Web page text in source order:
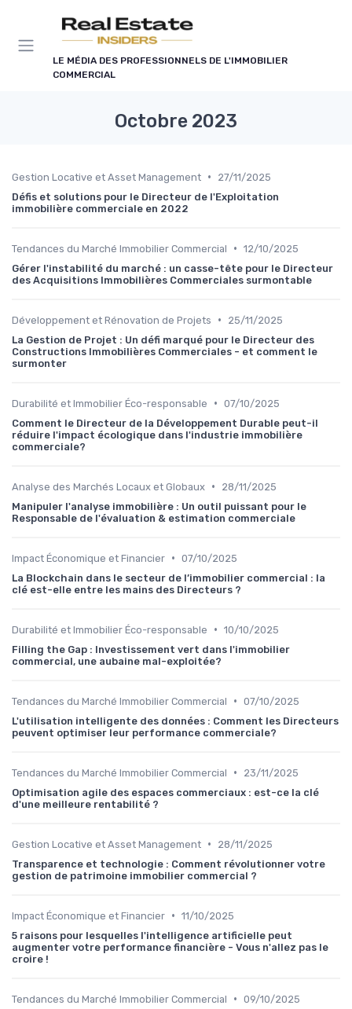
LE MÉDIA DES PROFESSIONNELS DE L'IMMOBILIER
COMMERCIAL
Octobre 2023
Gestion Locative et Asset Management •
27/11/2025
Défis et solutions pour le Directeur de l'Exploitation
immobilière commerciale en 2022
Tendances du Marché Immobilier Commercial • 12/10/2025
Gérer l'instabilité du marché : un casse-tête pour le Directeur
des Acquisitions Immobilières Commerciales surmontable
Développement et Rénovation de Projets •
25/11/2025
La Gestion de Projet : Un défi marqué pour le Directeur des
Constructions Immobilières Commerciales - et comment le
surmonter
Durabilité et Immobilier Éco-responsable • 07/10/2025
Comment le Directeur de la Développement Durable peut-il
réduire l'impact écologique dans l'industrie immobilière
commerciale?
Analyse des Marchés Locaux et Globaux •
28/11/2025
Manipuler l'analyse immobilière : Un outil puissant pour le
Responsable de l'évaluation & estimation commerciale
Impact Économique et Financier • 07/10/2025
La Blockchain dans le secteur de l’immobilier commercial : la
clé est-elle entre les mains des Directeurs ?
Durabilité et Immobilier Éco-responsable • 10/10/2025
Filling the Gap : Investissement vert dans l'immobilier
commercial, une aubaine mal-exploitée?
Tendances du Marché Immobilier Commercial • 07/10/2025
L'utilisation intelligente des données : Comment les Directeurs
peuvent optimiser leur performance commerciale?
Tendances du Marché Immobilier Commercial •
23/11/2025
Optimisation agile des espaces commerciaux : est-ce la clé
d'une meilleure rentabilité ?
Gestion Locative et Asset Management •
28/11/2025
Transparence et technologie : Comment révolutionner votre
gestion de patrimoine immobilier commercial ?
Impact Économique et Financier • 11/10/2025
5 raisons pour lesquelles l'intelligence artificielle peut
augmenter votre performance financière - Vous n'allez pas le
croire !
Tendances du Marché Immobilier Commercial • 09/10/2025